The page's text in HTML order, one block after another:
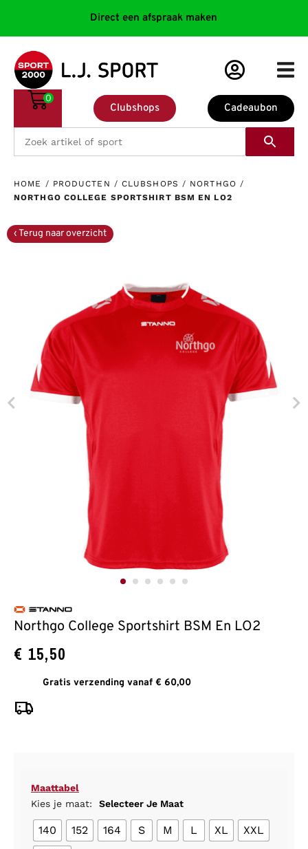
Direct een afspraak maken
Cadeaubon
Clubshops
0
HOME / PRODUCTEN / CLUBSHOPS / NORTHGO /
NORTHGO COLLEGE SPORTSHIRT BSM EN LO2
Northgo College Sportshirt BSM En LO2
€ 15,50
Gratis verzending vanaf € 60,00
Maattabel
Kies je maat:
Selecteer Je Maat
140 152 164 S M L XL
XXL